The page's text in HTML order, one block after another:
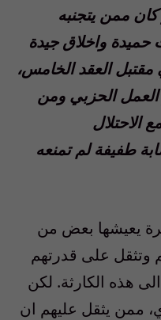
ممن يتجنبه
واخلاق جيدة
مقتبل العقد الخامس،
الحزبي ومن
الاحتلال
طفيفة لم تمنعه
يعيشها بعض من
على قدرتهم
هذه الكارثة. لكن
ممن يثقل عليهم ان